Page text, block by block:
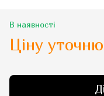
В наявності
Ціну